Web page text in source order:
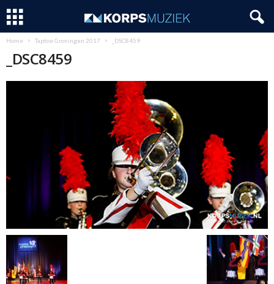
Home Taptoe Groningen 2017 _DSC8459
_DSC8459